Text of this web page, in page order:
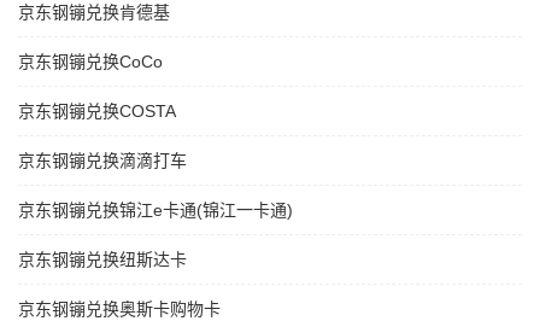
京东钢镚兑换肯德基
京东钢镚兑换CoCo
京东钢镚兑换COSTA
京东钢镚兑换滴滴打车
京东钢镚兑换锦江e卡通(锦江一卡通)
京东钢镚兑换纽斯达卡
京东钢镚兑换奥斯卡购物卡